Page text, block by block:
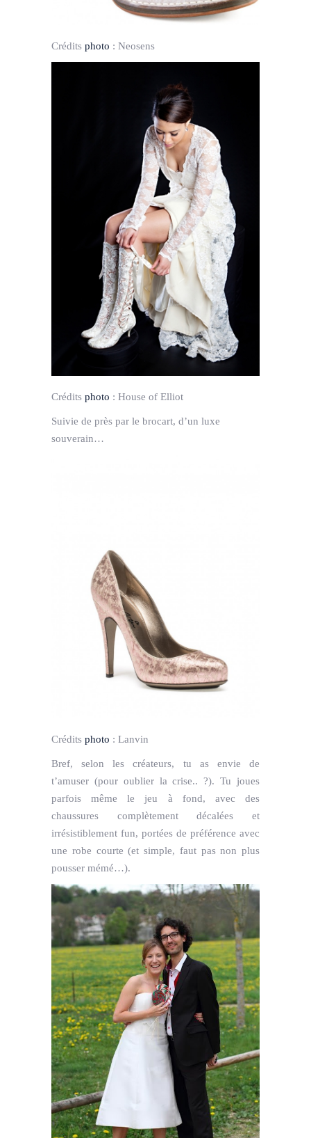
Crédits photo : Neosens
Crédits photo : House of Elliot
Suivie de près par le brocart, d’un luxe
souverain…
Crédits photo : Lanvin
Bref,selon les créateurs, tu as envie de
t’amuser (pour oublier la crise.. ?). Tu joues
parfois même le jeu à fond, avec des
chaussures complètement décalées et
irrésistiblement fun, portées de préférence avec
une robe courte (et simple, faut pas non plus
pousser mémé…).